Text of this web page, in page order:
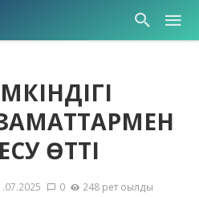
ӨТТІ
0 248 рет оқылды